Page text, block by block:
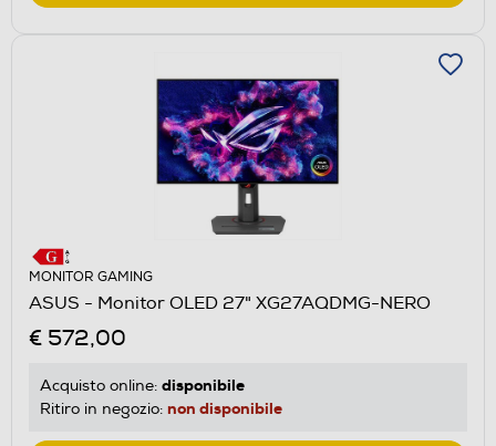
MONITOR GAMING
ASUS - Monitor OLED 27" XG27AQDMG-NERO
€ 572,00
Acquisto online: disponibile
Ritiro in negozio: non disponibile